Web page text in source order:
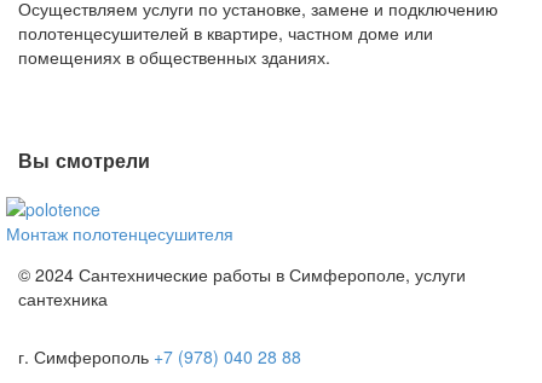
Осуществляем услуги по установке, замене и подключению
полотенцесушителей в квартире, частном доме или
помещениях в общественных зданиях.
Вы смотрели
Монтаж полотенцесушителя
© 2024 Сантехнические работы в Симферополе, услуги
сантехника
г. Симферополь +7 (978) 040 28 88